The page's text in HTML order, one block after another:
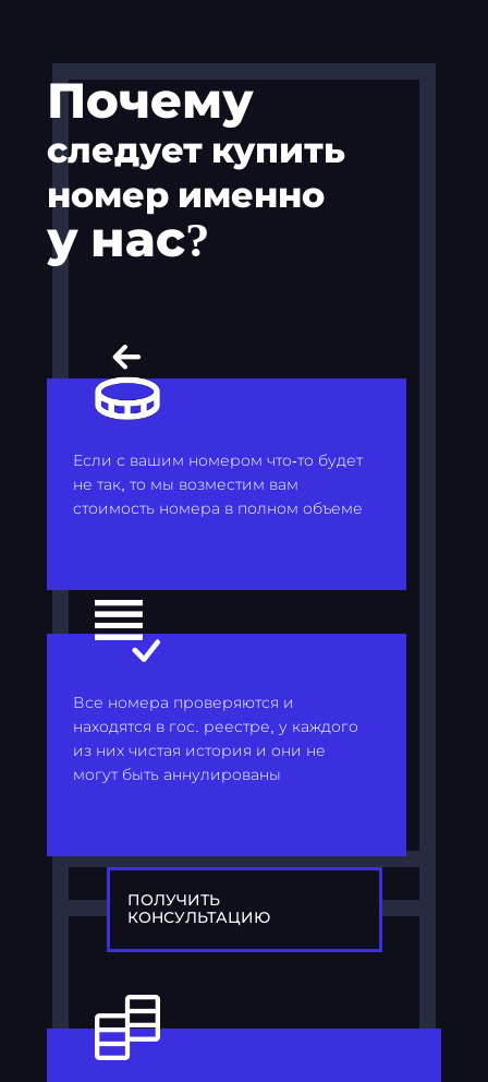
Почему
следует купить
номер именно
у нас?
Если с вашим номером что-то будет
не так, то мы возместим вам
стоимость номера в полном объеме
Все номера проверяются и
находятся в гос. реестре, у каждого
из них чистая история и они не
могут быть аннулированы
ПОЛУЧИТЬ
КОНСУЛЬТАЦИЮ